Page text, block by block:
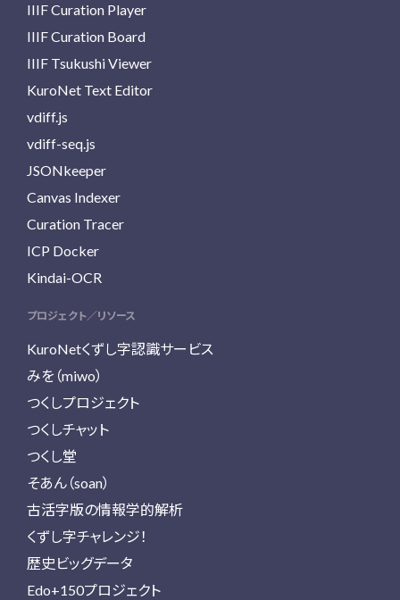
IIIF Curation Player
IIIF Curation Board
IIIF Tsukushi Viewer
KuroNet Text Editor
vdiff.js
vdiff-seq.js
JSONkeeper
Canvas Indexer
Curation Tracer
ICP Docker
Kindai-OCR
プロジェクト／リソース
KuroNetくずし字認識サービス
みを（miwo）
つくしプロジェクト
つくしチャット
つくし堂
そあん（soan）
古活字版の情報学的解析
くずし字チャレンジ！
歴史ビッグデータ
Edo+150プロジェクト